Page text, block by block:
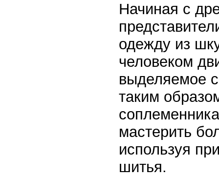
Начиная с
одежду из
человеком
выделяемое
таким
мастерить
используя
шитья.